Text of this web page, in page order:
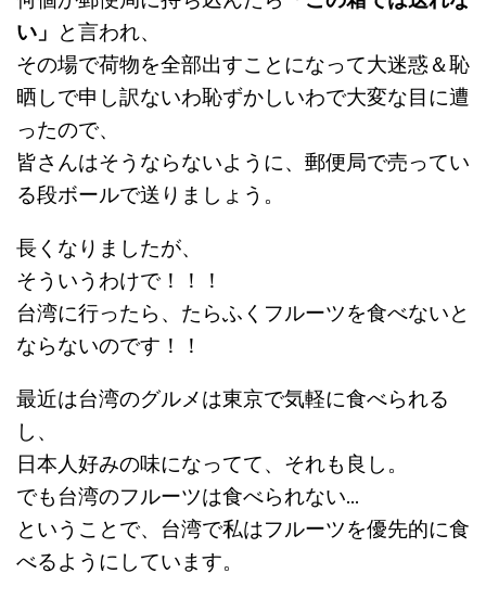
い」 と言われ、
その場で荷物を全部出すことになって大迷惑＆恥
晒しで申し訳ないわ恥ずかしいわで大変な目に遭
ったので、
皆さんはそうならないように、郵便局で売ってい
る段ボールで送りましょう。
長くなりましたが、
そういうわけで！！！
台湾に行ったら、たらふくフルーツを食べないと
ならないのです！！
最近は台湾のグルメは東京で気軽に食べられる
し、
日本人好みの味になってて、それも良し。
でも台湾のフルーツは食べられない…
ということで、台湾で私はフルーツを優先的に食
べるようにしています。